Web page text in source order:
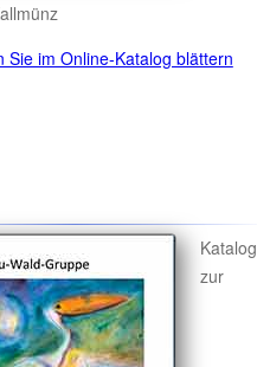
Sie im Online-Katalog blättern
Katalog
zur